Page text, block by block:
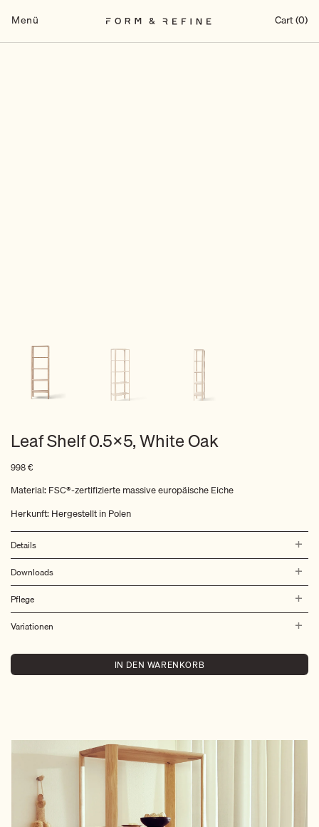
InhaltMenü Cart (0)
Leaf Shelf 0.5×5, White Oak
998€
Material: FSC®-zertifizierte massive europäische Eiche
Herkunft: Hergestellt in Polen
Details
Downloads
Pflege
Variationen
IN DEN WARENKORB